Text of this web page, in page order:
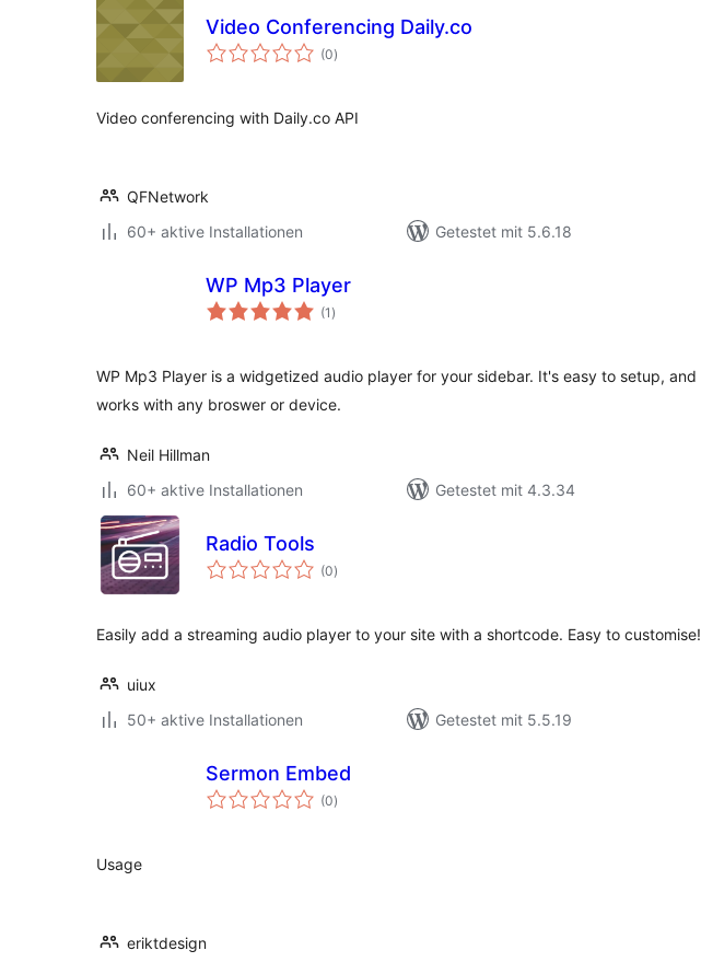
Video Conferencing Daily.co
(0Bewertungen
insgesamt
)
Video conferencing with Daily.co API
QFNetwork
60+ aktive Installationen
Getestet mit 5.6.18
WP Mp3 Player
(1 Bewertungen
insgesamt
)
WP Mp3 Player is a widgetized audio player for your sidebar. It's easy to setup, and
works with any broswer or device.
Neil Hillman
60+ aktive Installationen
Getestet mit 4.3.34
Radio Tools
(0Bewertungen
insgesamt
)
Easily add a streaming audio player to your site with a shortcode. Easy to customise!
uiux
50+ aktive Installationen
Getestet mit 5.5.19
Sermon Embed
(0Bewertungen
insgesamt
)
Usage
eriktdesign